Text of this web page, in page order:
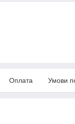
Оплата Умови